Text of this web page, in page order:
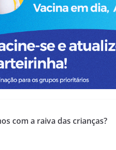
com a raiva das crianças?